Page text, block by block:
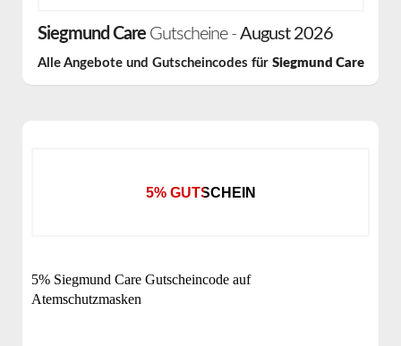
Siegmund CareGutscheine - August 2026
Alle Angebote und Gutscheincodes für Siegmund Care
5% GUTSCHEIN
5% Siegmund Care Gutscheincode auf
Atemschutzmasken